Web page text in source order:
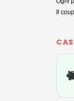
Il